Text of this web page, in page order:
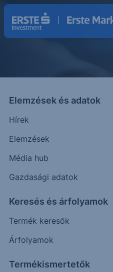
Elemzések és adatok
Hírek
Elemzések
Média hub
Gazdasági adatok
Keresés és árfolyamok
Termék keresők
Árfolyamok
Termékismertetők
Közzétételek
Szűrés